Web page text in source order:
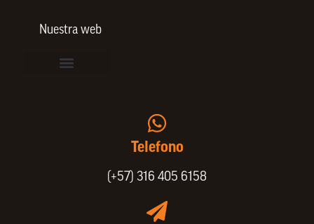
Nuestra web
Telefono
(+57) 316 405 6158